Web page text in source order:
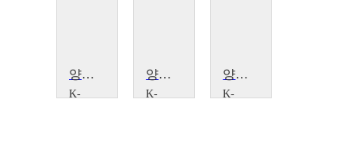
양명학, 돌봄과 공생의 길
K-
양명학, 돌봄과 공생의 길
K-
양명학, 돌봄과 공생의 길
K-